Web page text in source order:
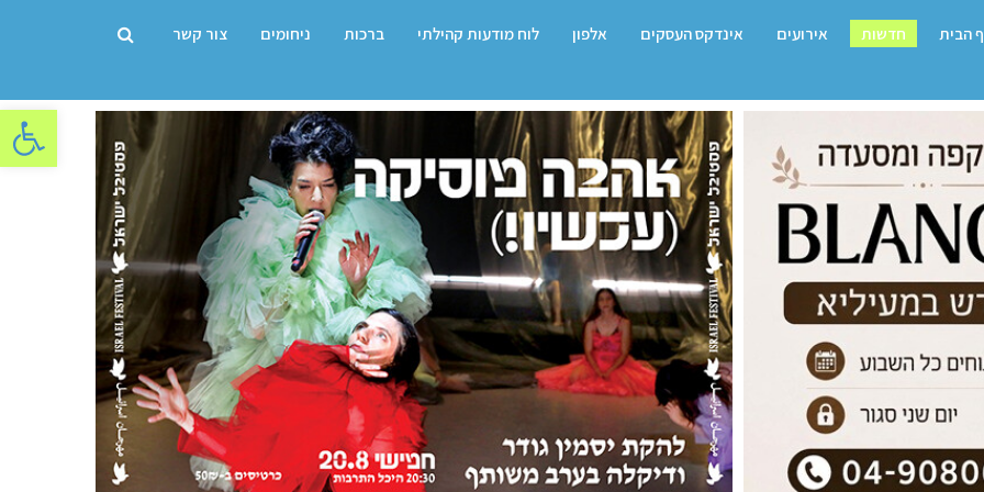
פתח
הבית חדשות אירועים אינדקס העסקים אלפון לוח מודעות קהילתי ברכות ניחומים צור קשר